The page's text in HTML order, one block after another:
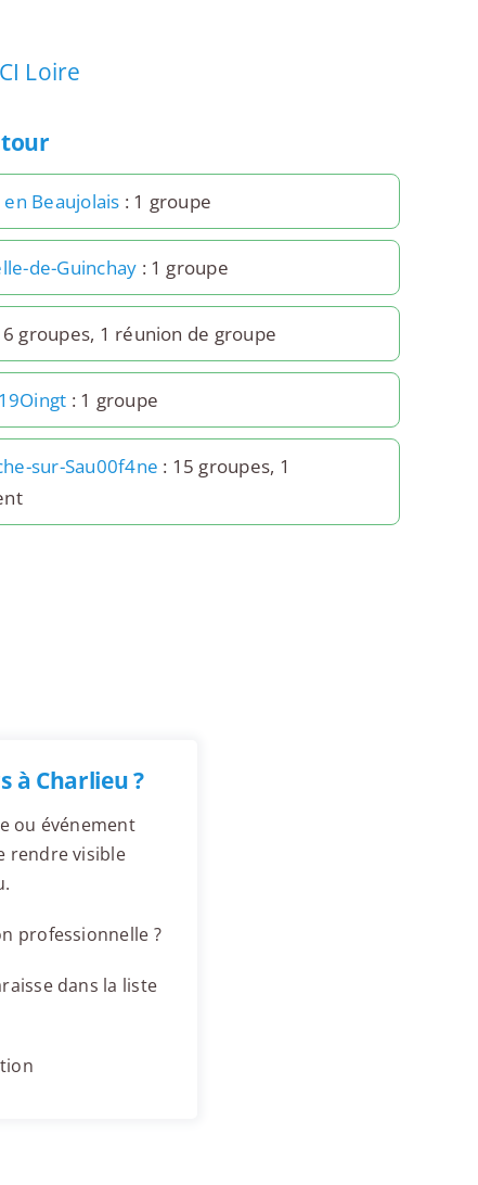
Loire
Beaujolais : 1 groupe
de-Guinchay : 1 groupe
6 groupes, 1 réunion de groupe
: 1 groupe
sur-Sau00f4ne : 15 groupes, 1
à Charlieu ?
ou événement
rendre visible
professionnelle ?
dans la liste